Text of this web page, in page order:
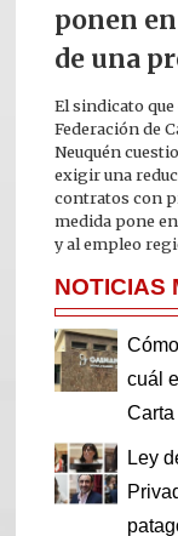
ponen
de una
El sindicato
Federación de
Neuquén
exigir una
contratos con
medida pone
y al empleo
NOTICIAS
cuál
Carta
Ley